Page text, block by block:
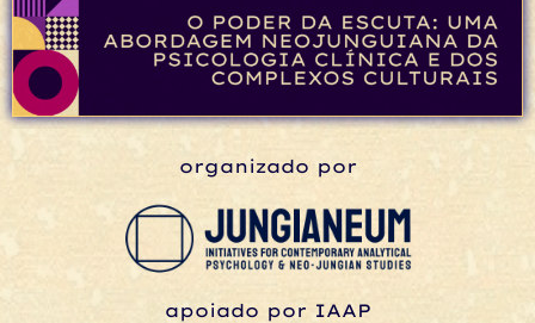
organizado por
apoiado por IAAP